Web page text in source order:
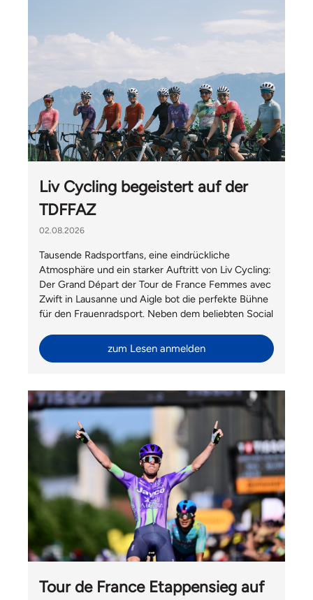
Liv Cycling begeistert auf der
TDFFAZ
02.08.2026
Tausende Radsportfans, eine eindrückliche
Atmosphäre und ein starker Auftritt von Liv Cycling:
Der Grand Départ der Tour de France Femmes avec
Zwift in Lausanne und Aigle bot die perfekte Bühne
für den Frauenradsport. Neben dem beliebten Social
Switzerland auch Gäste von Giant International aus
Taiwan begrüssen.
zum Lesen anmelden
Tour de France Etappensieg auf